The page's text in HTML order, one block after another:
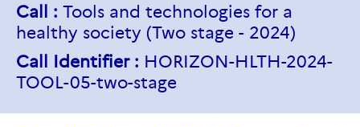
Call : Tools and technologies for a
healthy society (Two stage - 2024)
Call Identifier : HORIZON-HLTH-2024-
TOOL-05-two-stage